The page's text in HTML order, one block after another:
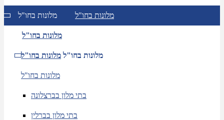
מלונות בחו"ל מלונות בחו"ל
מלונות בחו"ל
מלונות בחו"ל מלונות בחו"ל
מלונות בחו"ל
בתי מלון בברצלונה
בתי מלון בברלין